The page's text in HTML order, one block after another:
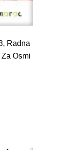
Radna
Osmi